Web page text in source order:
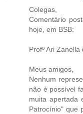
Colegas,
Comentário
hoje, em BSB:
Profº Ari Zanella
Meus amigos,
Nenhum
não é possível
muita apertada
Patrocínio" que